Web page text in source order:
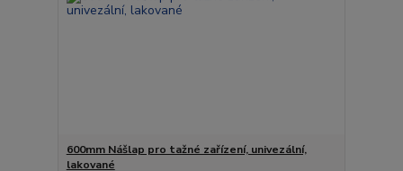
600mm Nášlap pro tažné zařízení, univezální,
lakované